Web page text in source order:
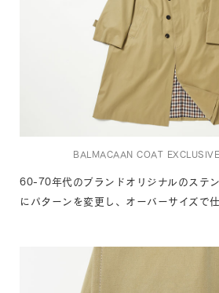
BALMACAAN COAT
60-70年代のブランドオリジナルのステ
にパターンを変更し、オーバーサイズで仕